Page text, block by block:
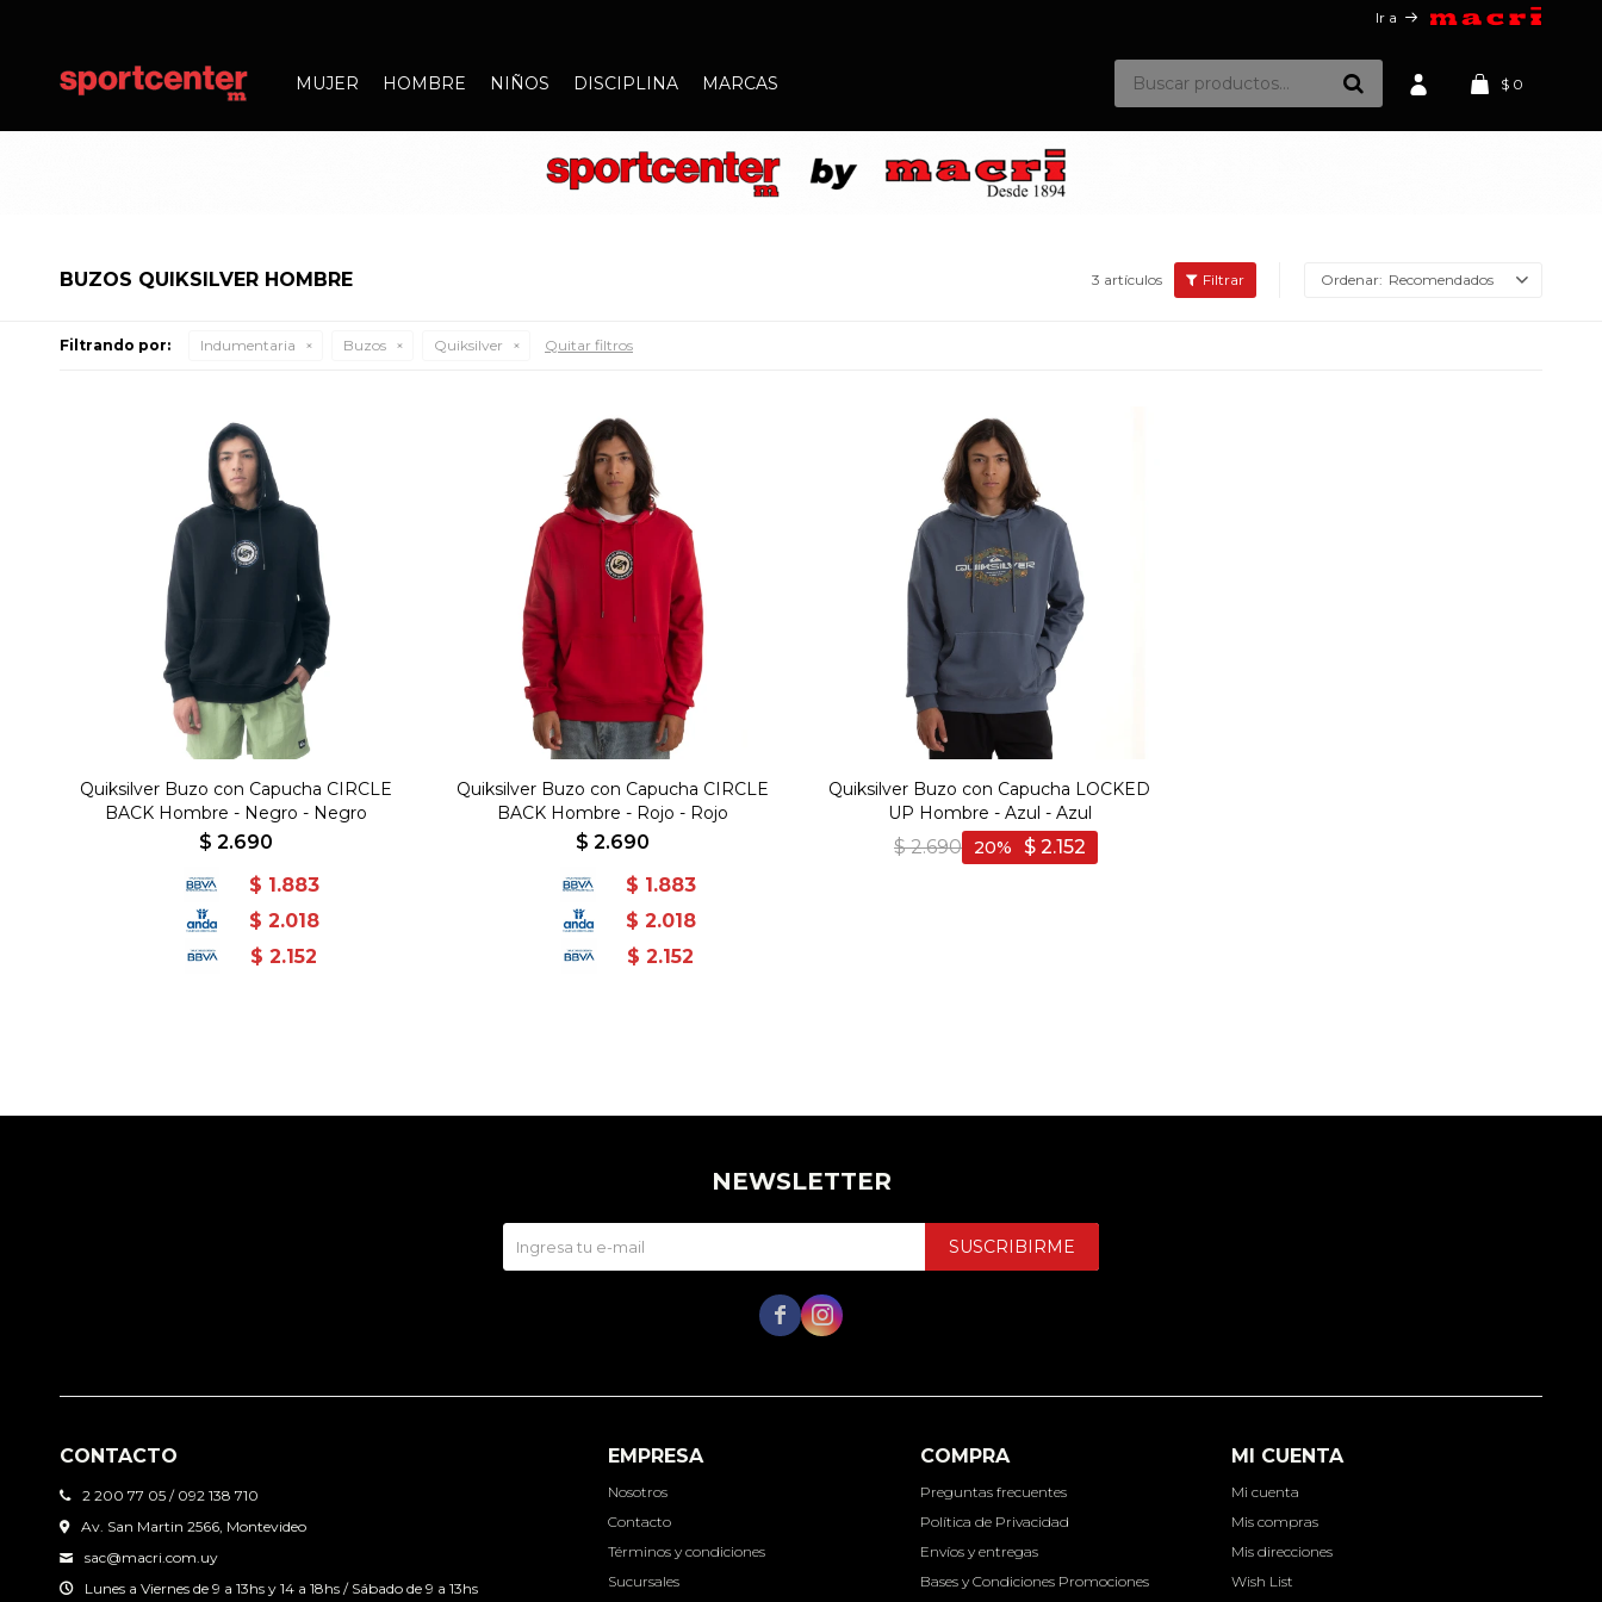
MUJER HOMBRE NIÑOS DISCIPLINA MARCAS $ 0
Ir a
BUZOS QUIKSILVER HOMBRE 3 artículos Recomendados
Filtrando por: Indumentaria Buzos Quiksilver Quitar filtros
Quiksilver Buzo con Capucha CIRCLE
BACK Hombre - Negro - Negro
$ 2.690
$ 1.883
$ 2.018
$ 2.152
Quiksilver Buzo con Capucha CIRCLE
BACK Hombre - Rojo - Rojo
$ 2.690
$ 1.883
$ 2.018
$ 2.152
Quiksilver Buzo con Capucha LOCKED
UP Hombre - Azul - Azul
$ 2.690 $ 2.152
20
CONTACTO
2 200 77 05 / 092 138 710
Av. San Martin 2566, Montevideo
sac@macri.com.uy
Lunes a Viernes de 9 a 13hs y 14 a 18hs / Sábado de 9 a 13hs
EMPRESA
Nosotros
Contacto
Términos y condiciones
Sucursales
COMPRA
Preguntas frecuentes
Política de Privacidad
Envíos y entregas
Bases y Condiciones Promociones
MI CUENTA
Mi cuenta
Mis compras
Mis direcciones
Wish List
NEWSLETTER
SUSCRIBIRME
 